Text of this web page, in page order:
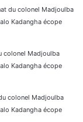
du colonel Madjoulba
Kadangha écope
colonel Madjoulba
Kadangha écope
colonel Madjoulba
Kadangha écope